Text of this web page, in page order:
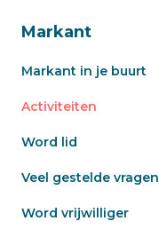
Markant
Markant in je buurt
Activiteiten
Word lid
Veel gestelde vragen
Word vrijwilliger